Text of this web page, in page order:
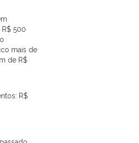
500
mais de
de R$
R$